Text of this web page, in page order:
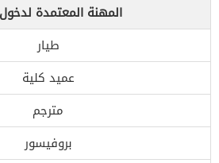
المهنة المعتمدة
طيار
عميد كلية
مترجم
بروفيسور